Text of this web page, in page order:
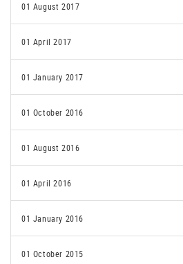
01 August 2017
01 April 2017
01 January 2017
01 October 2016
01 August 2016
01 April 2016
01 January 2016
01 October 2015